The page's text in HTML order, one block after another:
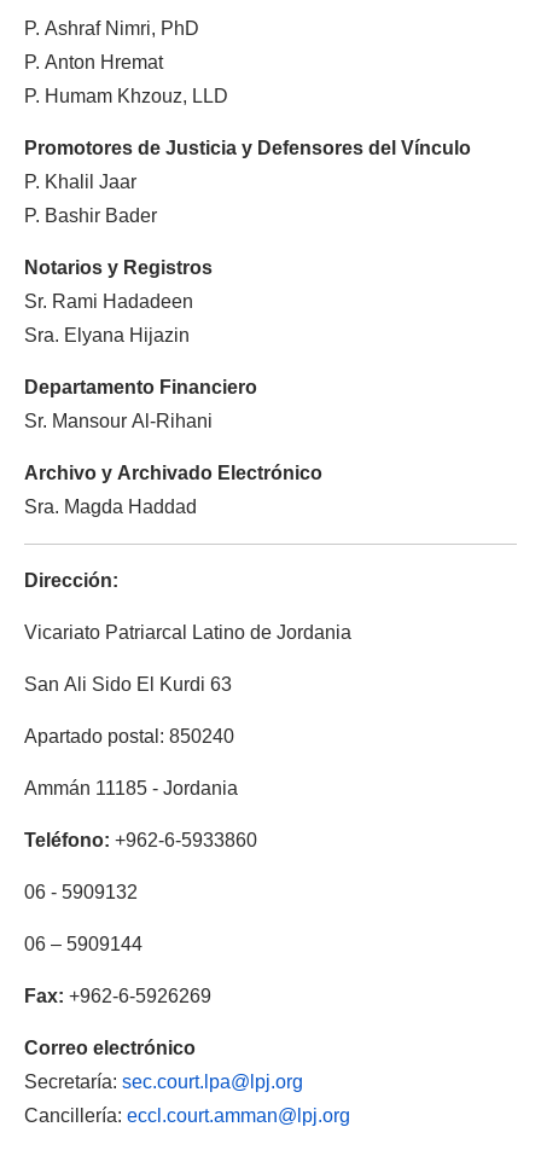
P. Ashraf Nimri, PhD
P. Anton Hremat
P. Humam Khzouz, LLD
Promotores de Justicia y Defensores del Vínculo
P. Khalil Jaar
P. Bashir Bader
Notarios y Registros
Sr. Rami Hadadeen
Sra. Elyana Hijazin
Departamento Financiero
Sr. Mansour Al-Rihani
Archivo y Archivado Electrónico
Sra. Magda Haddad
Dirección:
Vicariato Patriarcal Latino de Jordania
San Ali Sido El Kurdi 63
Apartado postal:850240
Ammán 11185 - Jordania
Teléfono:+962-6-5933860
5909144 – 06
Fax:+962-6-5926269
Correo electrónico
Secretaría:sec.court.lpa@lpj.org
Cancillería:eccl.court.amman@lpj.org